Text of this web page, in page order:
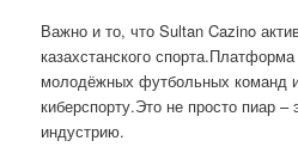
Важно и то, что Sultan Cazino
казахстанского
молодёжных футбольных команд
киберспорту.Это не просто пиар
индустрию.